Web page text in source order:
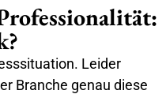
Leider
Branche genau diese